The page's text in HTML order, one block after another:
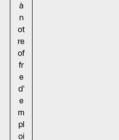
à
n
ot
re
of
fr
e
d'
e
m
pl
oi